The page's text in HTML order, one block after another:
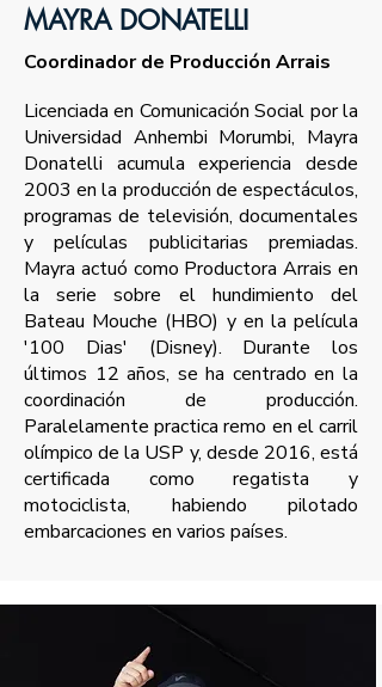
MAYRA DONATELLI
Coordinador de Producción Arrais
Licenciada en Comunicación Social por la
Universidad Anhembi Morumbi, Mayra
Donatelli acumula experiencia desde
2003 en la producción de espectáculos,
programas de televisión, documentales
y películas publicitarias premiadas.
Mayra actuó como Productora Arrais en
la serie sobre el hundimiento del
Bateau Mouche (HBO) y en la película
'100 Dias' (Disney). Durante los
últimos 12 años, se ha centrado en la
coordinación de producción.
Paralelamente practica remo en el carril
olímpico de la USP y, desde 2016, está
certificada como regatista y
motociclista, habiendo pilotado
embarcaciones en varios países.